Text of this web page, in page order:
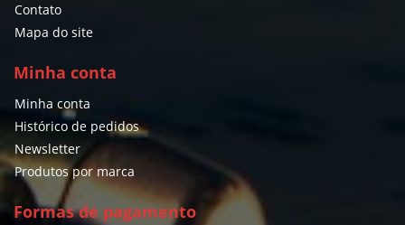
Contato
Mapa do site
Minha conta
Minha conta
Histórico de pedidos
Newsletter
Produtos por marca
Formas de pagamento